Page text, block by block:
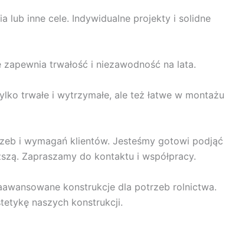
lub inne cele. Indywidualne projekty i solidne
trwałość i niezawodność na lata.
trwałe i wytrzymałe, ale też łatwe w montażu
i wymagań klientów. Jesteśmy gotowi podjąć
Zapraszamy do kontaktu i współpracy.
konstrukcje dla potrzeb rolnictwa.
naszych konstrukcji.